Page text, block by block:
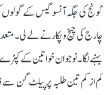
گونج کی جگہ آنسو گیس کے گولوں
چارج کی چیخ و پکار نے لے لی۔
بہنے لگا۔ نوجوان خواتین کے
کم از کم تین طلبہ پر پیلٹ گن سے